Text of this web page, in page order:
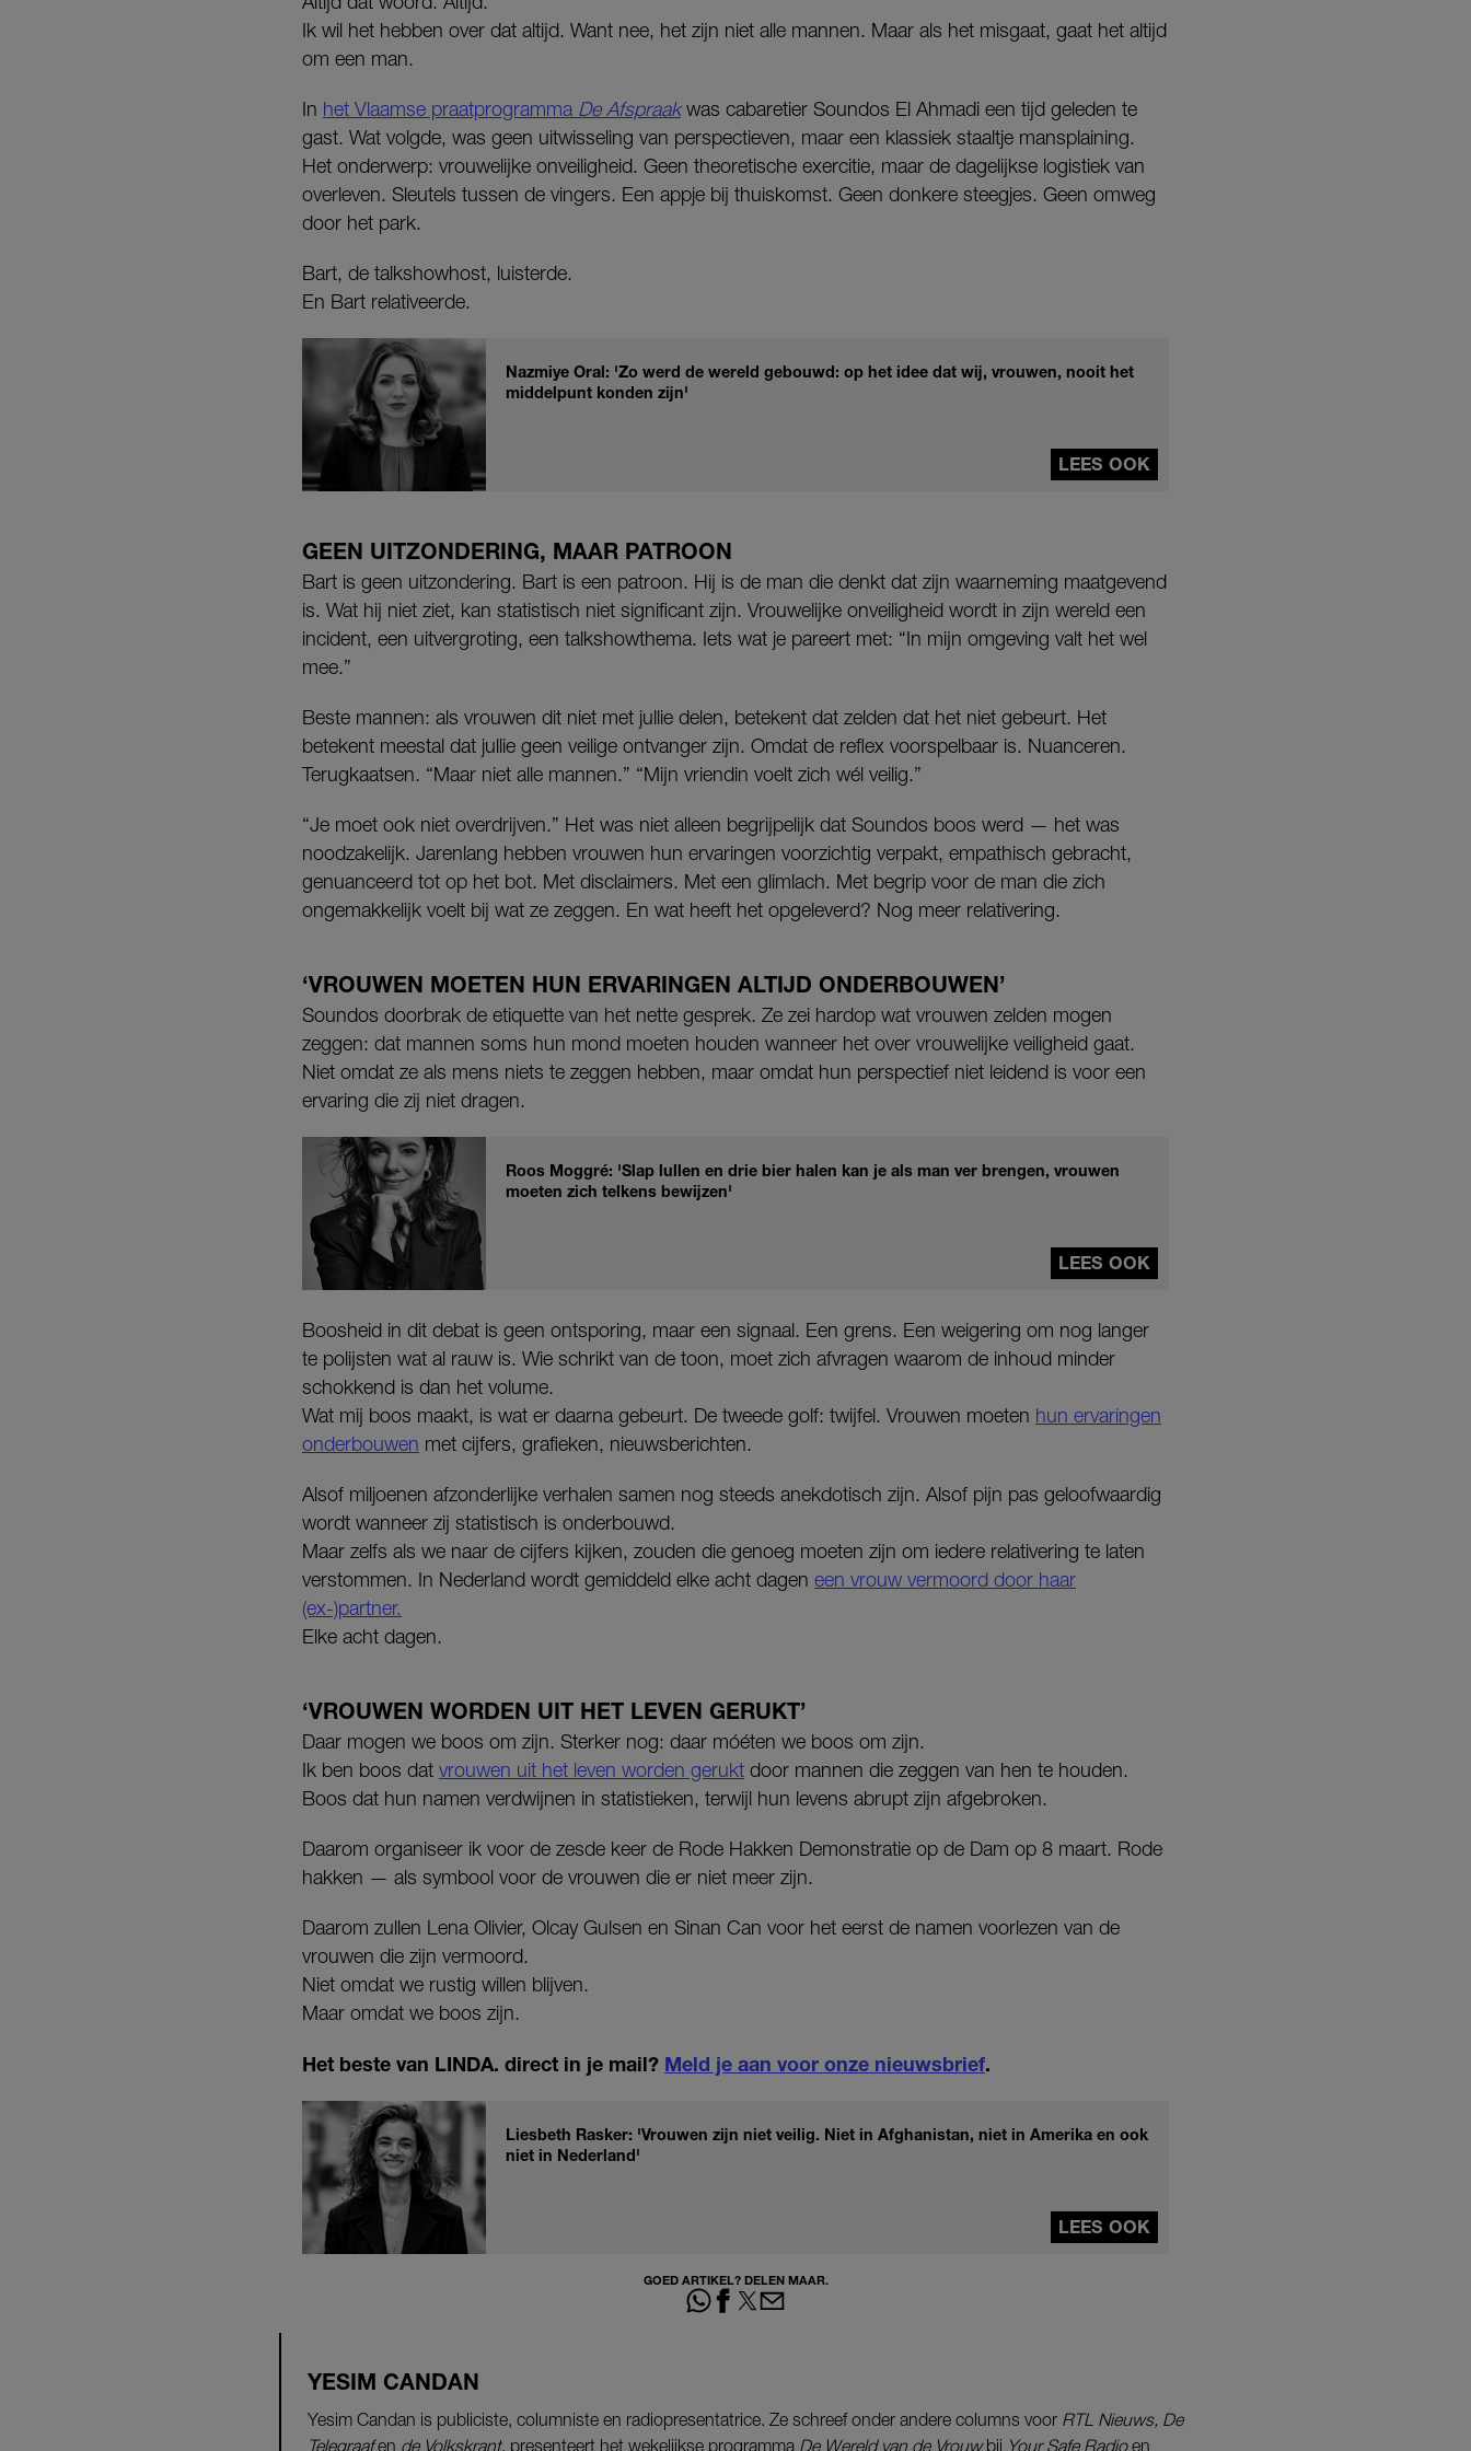
Ik wil het hebben over dat altijd. Want nee, het zijn niet alle mannen. Maar als het misgaat, gaat het altijd
om een man.
In het Vlaamse praatprogramma De Afspraakwas cabaretier Soundos El Ahmadi een tijd geleden te
gast. Wat volgde, was geen uitwisseling van perspectieven, maar een klassiek staaltje mansplaining.
Het onderwerp: vrouwelijke onveiligheid. Geen theoretische exercitie, maar de dagelijkse logistiek van
overleven. Sleutels tussen de vingers. Een appje bij thuiskomst. Geen donkere steegjes. Geen omweg
door het park.
Bart, de talkshowhost, luisterde.
En Bart relativeerde.
Nazmiye Oral: 'Zo werd de wereld gebouwd: op het idee dat wij, vrouwen, nooit het
middelpunt konden zijn'
LEES OOK
GEEN UITZONDERING, MAAR PATROON
Bart is geen uitzondering. Bart is een patroon. Hij is de man die denkt dat zijn waarneming maatgevend
is. Wat hij niet ziet, kan statistisch niet significant zijn. Vrouwelijke onveiligheid wordt in zijn wereld een
incident, een uitvergroting, een talkshowthema. Iets wat je pareert met: “In mijn omgeving valt het wel
mee.”
Beste mannen: als vrouwen dit niet met jullie delen, betekent dat zelden dat het niet gebeurt. Het
betekent meestal dat jullie geen veilige ontvanger zijn. Omdat de reflex voorspelbaar is. Nuanceren.
Terugkaatsen. “Maar niet alle mannen.” “Mijn vriendin voelt zich wél veilig.”
“Je moet ook niet overdrijven.” Het was niet alleen begrijpelijk dat Soundos boos werd — het was
noodzakelijk. Jarenlang hebben vrouwen hun ervaringen voorzichtig verpakt, empathisch gebracht,
genuanceerd tot op het bot. Met disclaimers. Met een glimlach. Met begrip voor de man die zich
ongemakkelijk voelt bij wat ze zeggen. En wat heeft het opgeleverd? Nog meer relativering.
‘VROUWEN MOETEN HUN ERVARINGEN ALTIJD ONDERBOUWEN’
Soundos doorbrak de etiquette van het nette gesprek. Ze zei hardop wat vrouwen zelden mogen
zeggen: dat mannen soms hun mond moeten houden wanneer het over vrouwelijke veiligheid gaat.
Niet omdat ze als mens niets te zeggen hebben, maar omdat hun perspectief niet leidend is voor een
ervaring die zij niet dragen.
Roos Moggré: 'Slap lullen en drie bier halen kan je als man ver brengen, vrouwen
moeten zich telkens bewijzen'
LEES OOK
Boosheid in dit debat is geen ontsporing, maar een signaal. Een grens. Een weigering om nog langer
te polijsten wat al rauw is. Wie schrikt van de toon, moet zich afvragen waarom de inhoud minder
schokkend is dan het volume.
Wat mij boos maakt, is wat er daarna gebeurt. De tweede golf: twijfel. Vrouwen moeten hun ervaringen
onderbouwen met cijfers, grafieken, nieuwsberichten.
Alsof miljoenen afzonderlijke verhalen samen nog steeds anekdotisch zijn. Alsof pijn pas geloofwaardig
wordt wanneer zij statistisch is onderbouwd.
Maar zelfs als we naar de cijfers kijken, zouden die genoeg moeten zijn om iedere relativering te laten
verstommen. In Nederland wordt gemiddeld elke acht dagen een vrouw vermoord door haar
(ex-)partner.
Elke acht dagen.
‘VROUWEN WORDEN UIT HET LEVEN GERUKT’
Daar mogen we boos om zijn. Sterker nog: daar móéten we boos om zijn.
Ik ben boos dat vrouwen uit het leven worden gerukt door mannen die zeggen van hen te houden.
Boos dat hun namen verdwijnen in statistieken, terwijl hun levens abrupt zijn afgebroken.
Daarom organiseer ik voor de zesde keer de Rode Hakken Demonstratie op de Dam op 8 maart. Rode
hakken — als symbool voor de vrouwen die er niet meer zijn.
Daarom zullen Lena Olivier, Olcay Gulsen en Sinan Can voor het eerst de namen voorlezen van de
vrouwen die zijn vermoord.
Niet omdat we rustig willen blijven.
Maar omdat we boos zijn.
Het beste van LINDA. direct in je mail? Meld je aan voor onze nieuwsbrief.
Liesbeth Rasker: 'Vrouwen zijn niet veilig. Niet in Afghanistan, niet in Amerika en ook
niet in Nederland'
LEES OOK
GOED ARTIKEL? DELEN MAAR.
YESIM CANDAN
Yesim Candan is publiciste, columniste en radiopresentatrice. Ze schreef onder andere columns voor RTL Nieuws, De
Telegraafen de Volkskrant, presenteert het wekelijkse programma De Wereld van de Vrouwbij Your Safe Radioen